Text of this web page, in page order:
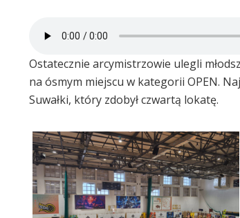
Ostatecznie arcymistrzowie ulegli
na ósmym miejscu w kategorii OPEN.
Suwałki, który zdobył czwartą lokatę.